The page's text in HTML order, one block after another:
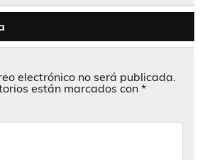
electrónico no será publicada.
están marcados con *